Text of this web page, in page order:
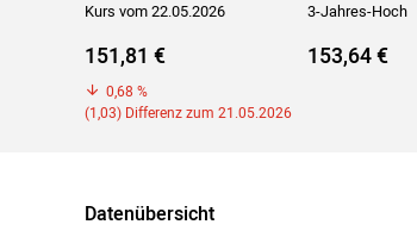
Kurs vom 22.05.2026 3-Jahres-Hoch
151,81 €
0,68 %
(1,03) Differenz zum 21.05.2026
153,64 €
Datenübersicht